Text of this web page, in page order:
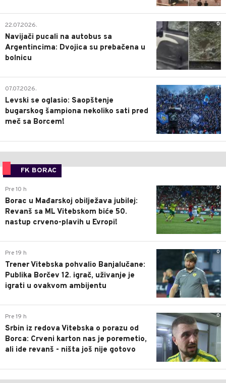
0
22.07.2026.
Navijači pucali na autobus sa
Argentincima: Dvojica su prebačena u
bolnicu
1
07.07.2026.
Levski se oglasio: Saopštenje
bugarskog šampiona nekoliko sati pred
meč sa Borcem!
FK BORAC
0
Pre 10 h
Borac u Mađarskoj obilježava jubilej:
Revanš sa ML Vitebskom biće 50.
nastup crveno-plavih u Evropi!
0
Pre 19 h
Trener Vitebska pohvalio Banjalučane:
Publika Borčev 12. igrač, uživanje je
igrati u ovakvom ambijentu
0
Pre 19 h
Srbin iz redova Vitebska o porazu od
Borca: Crveni karton nas je poremetio,
ali ide revanš - ništa još nije gotovo